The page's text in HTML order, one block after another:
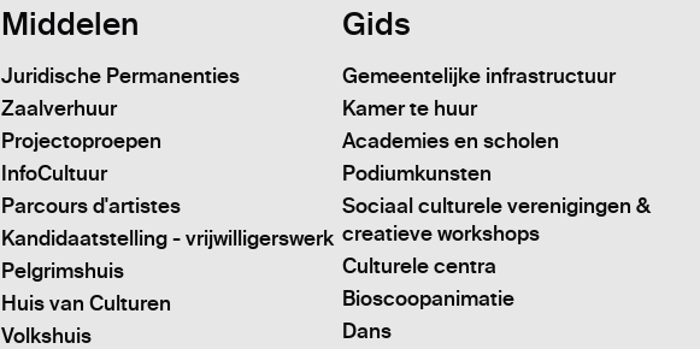
Middelen
Juridische Permanenties
Zaalverhuur
Projectoproepen
InfoCultuur
Parcours d'artistes
Kandidaatstelling - vrijwilligerswerk
Pelgrimshuis
Huis van Culturen
Volkshuis
Gids
Gemeentelijke infrastructuur
Kamer te huur
Academies en scholen
Podiumkunsten
Sociaal culturele verenigingen &
creatieve workshops
Culturele centra
Bioscoopanimatie
Dans